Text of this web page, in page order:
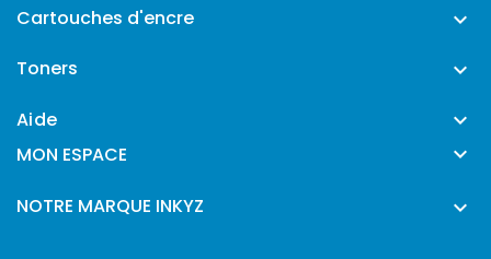
Cartouches d'encre 
Toners 
Aide 
MON ESPACE 
NOTRE MARQUE INKYZ 